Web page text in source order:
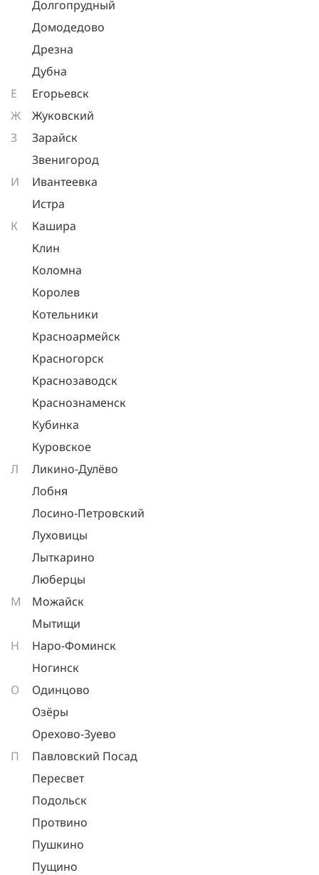
Долгопрудный
Домодедово
Дрезна
Дубна
Е
Егорьевск
Ж
Жуковский
З
Зарайск
Звенигород
И
Ивантеевка
Истра
К
Кашира
Клин
Коломна
Королев
Котельники
Красноармейск
Красногорск
Краснозаводск
Краснознаменск
Кубинка
Куровское
Л
Ликино-Дулёво
Лобня
Лосино-Петровский
Луховицы
Лыткарино
Люберцы
М
Можайск
Мытищи
Н
Наро-Фоминск
Ногинск
О
Одинцово
Озёры
Орехово-Зуево
П
Павловский Посад
Пересвет
Подольск
Протвино
Пушкино
Пущино